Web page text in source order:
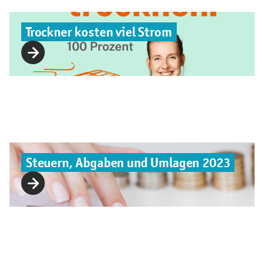
Trockner kosten viel Strom
Steuern, Abgaben und Umlagen 2023